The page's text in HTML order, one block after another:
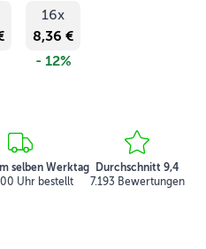
16x
8,36 €
- 12%
selben Werktag
Uhr bestellt
Durchschnitt 9,4
7.193 Bewertungen